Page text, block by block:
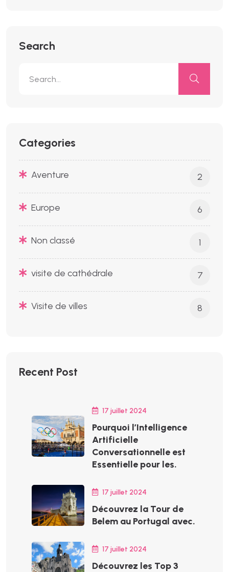
Search
Categories
Aventure 2
Europe 6
Non classé 1
visite de cathédrale 7
Visite de villes 8
Recent Post
17 juillet 2024
Pourquoi l’Intelligence
Artificielle
Conversationnelle est
Essentielle pour les.
17 juillet 2024
Découvrez la Tour de
Belem au Portugal avec.
17 juillet 2024
Découvrez les Top 3